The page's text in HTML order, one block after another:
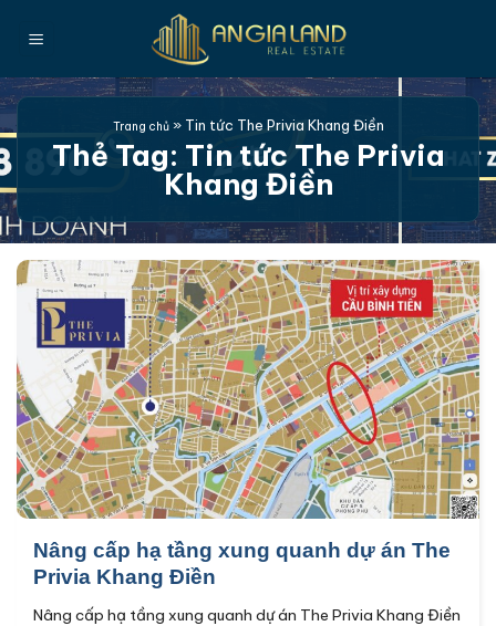
qua
dung
Trang chủ» Tin tức The Privia Khang Điền
Thẻ Tag: Tin tức The Privia
Khang Điền
Nâng cấp hạ tầng xung quanh dự án The
Privia Khang Điền
Nâng cấp hạ tầng xung quanh dự án The Privia Khang Điền